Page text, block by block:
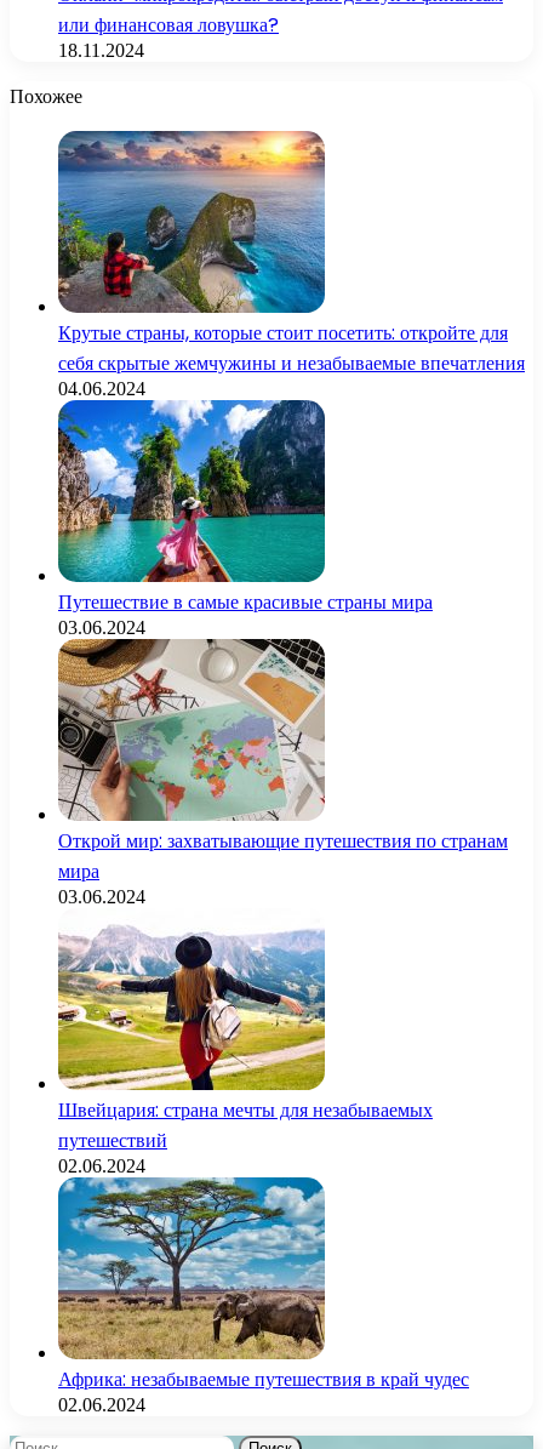
или финансовая ловушка?
18.11.2024
Похожее
Крутые страны, которые стоит посетить: откройте для
себя скрытые жемчужины и незабываемые впечатления
04.06.2024
Путешествие в самые красивые страны мира
03.06.2024
Открой мир: захватывающие путешествия по странам
мира
03.06.2024
Швейцария: страна мечты для незабываемых
путешествий
02.06.2024
Африка: незабываемые путешествия в край чудес
02.06.2024